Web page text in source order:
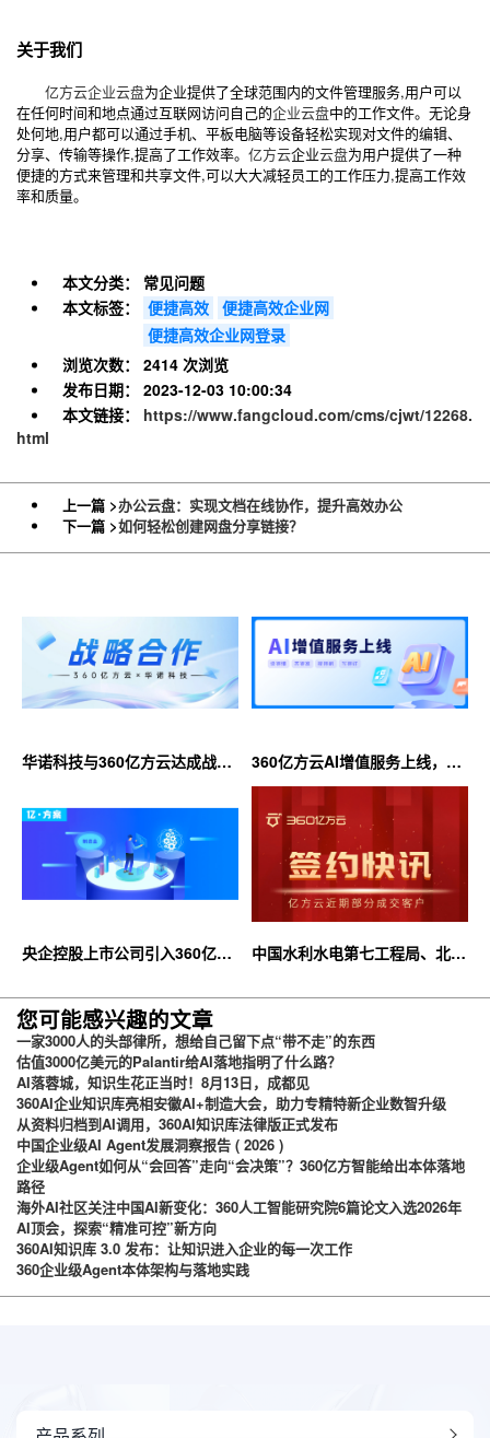
关于我们
亿方云企业云盘为企业提供了全球范围内的文件管理服务,用户可以
在任何时间和地点通过互联网访问自己的企业云盘中的工作文件。无论身
处何地,用户都可以通过手机、平板电脑等设备轻松实现对文件的编辑、
分享、传输等操作,提高了工作效率。 亿方云企业云盘为用户提供了一种
便捷的方式来管理和共享文件,可以大大减轻员工的工作压力,提高工作效
率和质量。
本文分类：
常见问题
本文标签：
便捷高效 便捷高效企业网
便捷高效企业网登录
浏览次数：
2414 次浏览
发布日期：
2023-12-03 10:00:34
本文链接：
https://www.fangcloud.com/cms/cjwt/12268.
html
上一篇 >办公云盘：实现文档在线协作，提升高效办公
下一篇 >如何轻松创建网盘分享链接？
华诺科技与360亿方云达成战略
360亿方云AI增值服务上线，超
大限时优惠等你来！
央企控股上市公司引入360亿方
台
中国水利水电第七工程局、北京
您可能感兴趣的文章
一家3000人的头部律所，想给自己留下点“带不走”的东西
估值3000亿美元的Palantir给AI落地指明了什么路？
AI落蓉城，知识生花正当时！8月13日，成都见
360AI企业知识库亮相安徽AI+制造大会，助力专精特新企业数智升级
从资料归档到AI调用，360AI知识库法律版正式发布
中国企业级AI Agent发展洞察报告 ( 2026 )
企业级Agent如何从“会回答”走向“会决策”？360亿方智能给出本体落地
路径
海外AI社区关注中国AI新变化：360人工智能研究院6篇论文入选2026年
AI顶会，探索“精准可控”新方向
360AI知识库 3.0 发布：让知识进入企业的每一次工作
360企业级Agent本体架构与落地实践